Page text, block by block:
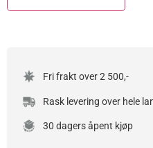
Fri frakt over 2 500,-
Rask levering over hele
30 dagers åpent kjøp